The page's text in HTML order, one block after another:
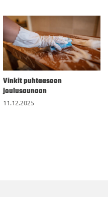
Vinkit puhtaaseen
joulusaunaan
11.12.2025